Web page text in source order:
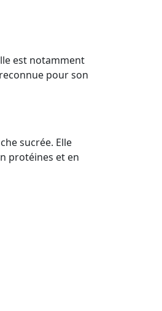
est notamment
pour son
sucrée. Elle
protéines et en